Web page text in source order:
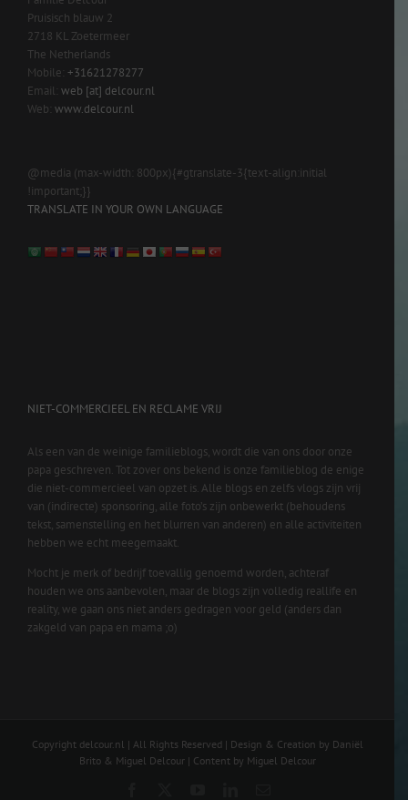
Pruisisch blauw 2
2718 KL Zoetermeer
The Netherlands
Mobile: +31621278277
Email: web [at] delcour.nl
Web: www.delcour.nl
@media (max-width: 800px){#gtranslate-3{text-align:initial
!important;}}
TRANSLATE IN YOUR OWN LANGUAGE
NIET-COMMERCIEEL EN RECLAME VRIJ
Als een van de weinige familieblogs, wordt die van ons door onze
papa geschreven. Tot zover ons bekend is onze familieblog de enige
die niet-commercieel van opzet is. Alle blogs en zelfs vlogs zijn vrij
van (indirecte) sponsoring, alle foto’s zijn onbewerkt (behoudens
tekst, samenstelling en het blurren van anderen) en alle activiteiten
hebben we echt meegemaakt.
Mocht je merk of bedrijf toevallig genoemd worden, achteraf
houden we ons aanbevolen, maar de blogs zijn volledig reallife en
reality, we gaan ons niet anders gedragen voor geld (anders dan
zakgeld van papa en mama ;o)
Copyright delcour.nl | All Rights Reserved | Design & Creation by Daniël
Brito & Miguel Delcour | Content by Miguel Delcour